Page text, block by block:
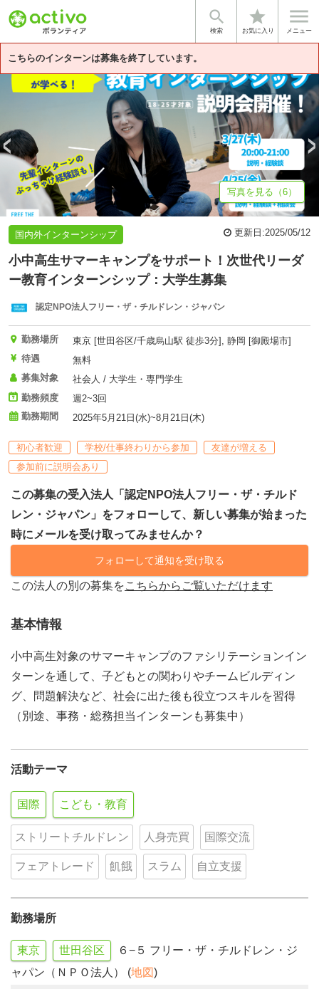

検索
star
お気に入り

メニュー
こちらのインターンは募集を終了しています。
基本情報 募集詳細 法人情報
写真を見る（6）
国内外インターンシップ 更新日:2025/05/12
小中高生サマーキャンプをサポート！次世代リーダ
ー教育インターンシップ：大学生募集
認定NPO法人フリー・ザ・チルドレン・ジャパン
勤務場所
東京 [世田谷区/千歳烏山駅 徒歩3分], 静岡 [御殿場市]
待遇
無料
募集対象
社会人 / 大学生・専門学生
勤務頻度
週2~3回
勤務期間
2025年5月21日(水)~8月21日(木)
初心者歓迎 学校/仕事終わりから参加
友達が増える
参加前に説明会あり
この募集の受入法人「認定NPO法人フリー・ザ・チルド
レン・ジャパン」をフォローして、新しい募集が始まった
時にメールを受け取ってみませんか？
フォローして通知を受け取る
この法人の別の募集をこちらからご覧いただけます
基本情報
小中高生対象のサマーキャンプのファシリテーションイン
ターンを通して、子どもとの関わりやチームビルディン
グ、問題解決など、社会に出た後も役立つスキルを習得
（別途、事務・総務担当インターンも募集中）
活動テーマ
国際 こども・教育
ストリートチルドレン 人身売買 国際交流
フェアトレード 飢餓 スラム 自立支援
勤務場所
東京 世田谷区
６−５ フリー・ザ・チルドレン・ジ
ャパン（ＮＰＯ法人） (地図)